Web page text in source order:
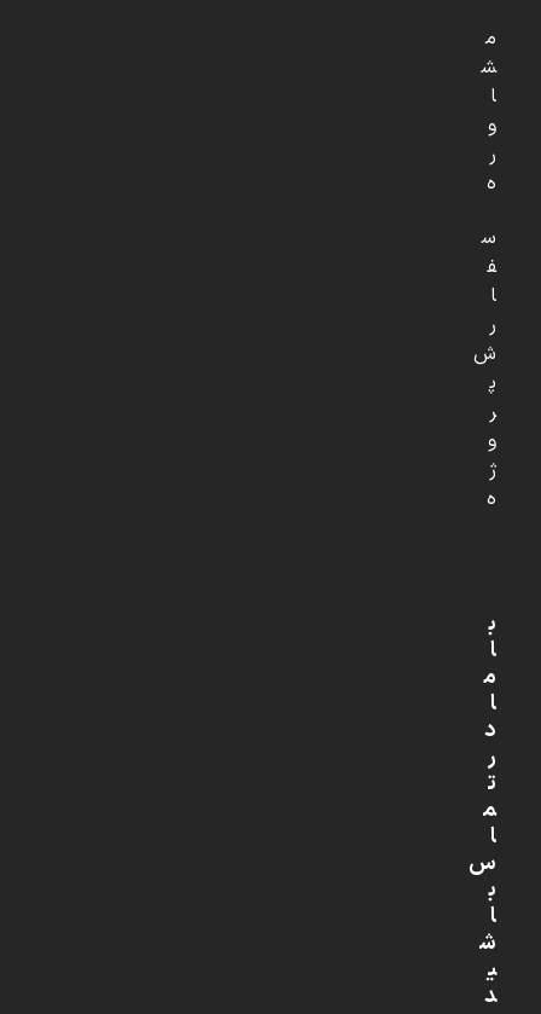
م
ش
ا
و
ر
ه
س
ف
ا
ر
ش
پ
ر
و
ژ
ه
ب
ا
م
ا
د
ر
ت
م
ا
س
ب
ا
ش
ی
د